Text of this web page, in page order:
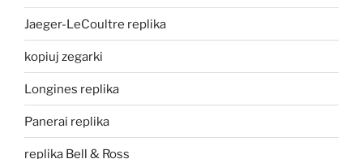
Jaeger-LeCoultre replika
kopiuj zegarki
Longines replika
Panerai replika
replika Bell & Ross